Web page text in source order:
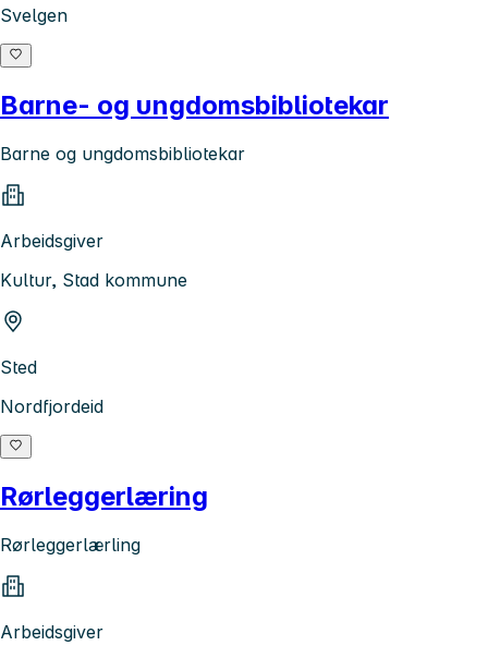
Svelgen
Barne- og ungdomsbibliotekar
Barne og ungdomsbibliotekar
Arbeidsgiver
Kultur, Stad kommune
Sted
Nordfjordeid
Rørleggerlæring
Rørleggerlærling
Arbeidsgiver